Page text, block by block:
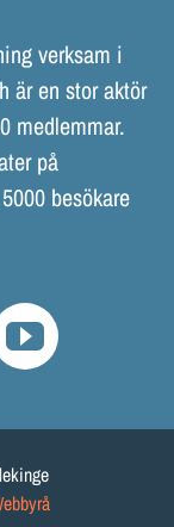
verksam i
är en stor aktör
medlemmar.
på
besökare